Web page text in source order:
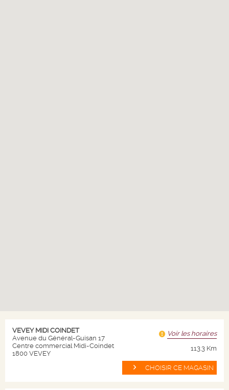
NICOLAS
VEVEY MIDI COINDET
Avenue du Général-Guisan 17
Centre commercial Midi-Coindet
1800 VEVEY
Voir les horaires
113.3 Km
CHOISIR CE MAGASIN